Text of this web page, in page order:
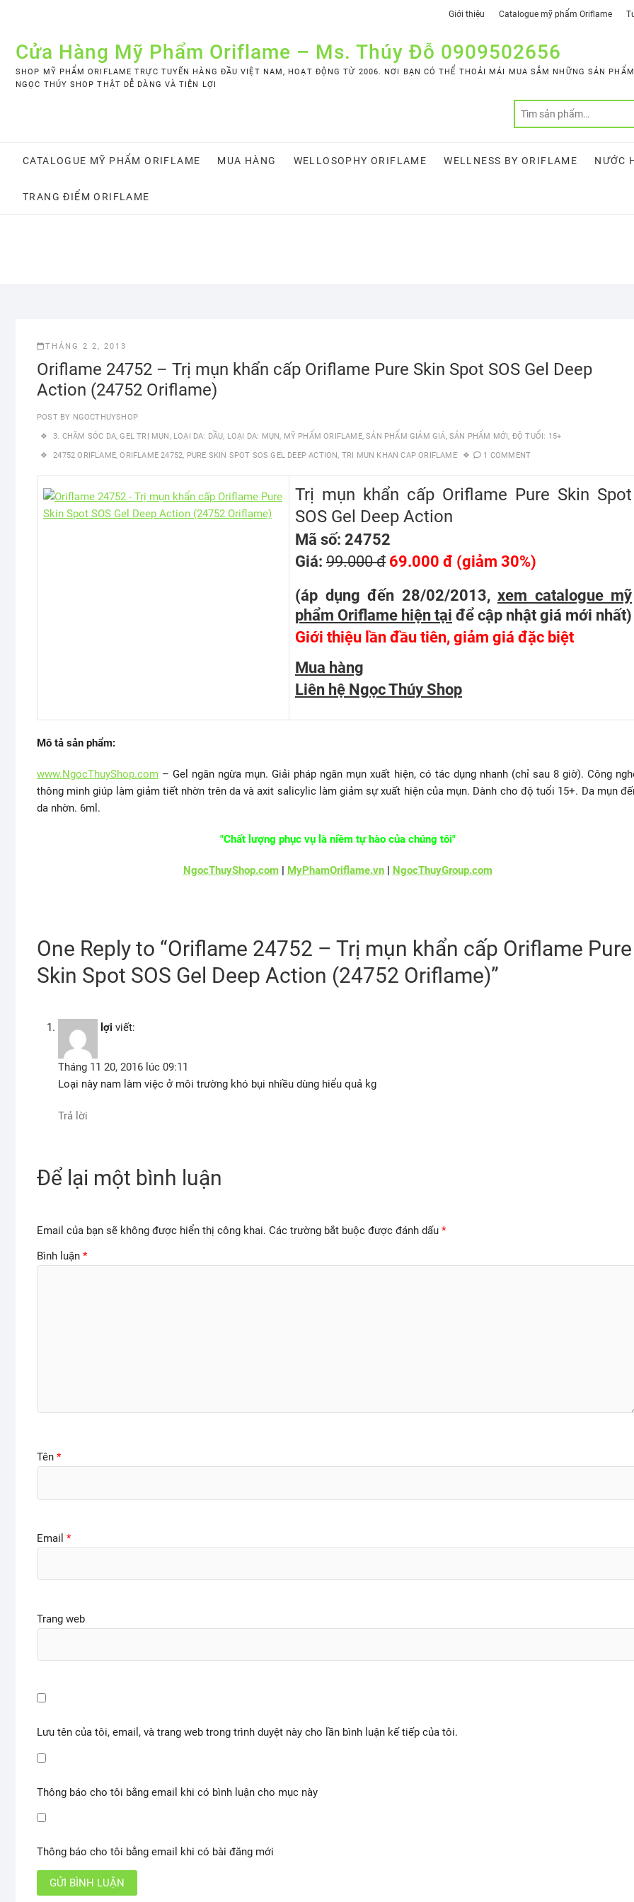
content
Giới thiệu Catalogue mỹ phẩm Oriflame
Cửa Hàng Mỹ Phẩm Oriflame – Ms. Thúy Đỗ 0909502656
SHOP MỸ PHẨM ORIFLAME TRỰC TUYẾN HÀNG ĐẦU VIỆT NAM, HOẠT ĐỘNG TỪ 2006. NƠI BẠN CÓ THỂ THOẢI MÁI MUA SẮM NHỮNG SẢN
NGỌC THÚY SHOP THẬT DỄ DÀNG VÀ TIỆN LỢI
CATALOGUE MỸ PHẨM ORIFLAME MUA HÀNG WELLOSOPHY ORIFLAME WELLNESS BY ORIFLAME NƯỚC
TRANG ĐIỂM ORIFLAME
THÁNG 2 2, 2013
Oriflame 24752 – Trị mụn khẩn cấp Oriflame Pure Skin Spot SOS Gel Deep
Action (24752 Oriflame)
POST BY NGOCTHUYSHOP
3. CHĂM SÓC DA,GEL TRỊ MỤN, LOẠI DA: DẦU, LOẠI DA: MỤN, MỸ PHẨM ORIFLAME,SẢN PHẨM GIẢM GIÁ,SẢN PHẨM MỚI, ĐỘ TUỔI: 15+
24752 ORIFLAME,ORIFLAME 24752, PURE SKIN SPOT SOS GEL DEEP ACTION, TRI MUN KHAN CAP ORIFLAME 1 COMMENT
Trị mụn khẩn cấp Oriflame Pure Skin Spot
SOS Gel Deep Action
Mã số: 24752
Giá: 99.000 đ 69.000 đ (giảm 30%)
(áp dụng đến 28/02/2013, xem catalogue mỹ
phẩm Oriflame hiện tại để cập nhật giá mới nhất)
Giới thiệu lần đầu tiên, giảm giá đặc biệt
Mua hàng
Liên hệ Ngọc Thúy Shop
Mô tả sản phẩm:
www.NgocThuyShop.com – Gel ngăn ngừa mụn. Giải pháp ngăn mụn xuất hiện, có tác dụng nhanh (chỉ sau 8 giờ). Công
thông minh giúp làm giảm tiết nhờn trên da và axit salicylic làm giảm sự xuất hiện của mụn. Dành cho độ tuổi 15+. Da mụn
da nhờn. 6ml.
"Chất lượng phục vụ là niềm tự hào của chúng tôi"
NgocThuyShop.com| MyPhamOriflame.vn| NgocThuyGroup.com
One Reply to “Oriflame 24752 – Trị mụn khẩn cấp Oriflame Pure
Skin Spot SOS Gel Deep Action (24752 Oriflame)”
lợi viết:
Tháng 11 20, 2016 lúc 09:11
Loại này nam làm việc ở môi trường khó bụi nhiều dùng hiểu quả kg
Trả lời
Để lại một bình luận
Email của bạn sẽ không được hiển thị công khai. Các trường bắt buộc được đánh dấu *
Bình luận *
Tên *
Email *
Trang web
Lưu tên của tôi, email, và trang web trong trình duyệt này cho lần bình luận kế tiếp của tôi.
Thông báo cho tôi bằng email khi có bình luận cho mục này
Thông báo cho tôi bằng email khi có bài đăng mới